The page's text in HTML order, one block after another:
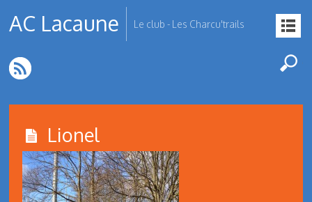
AC Lacaune Le club - Les Charcu'trails
Lionel